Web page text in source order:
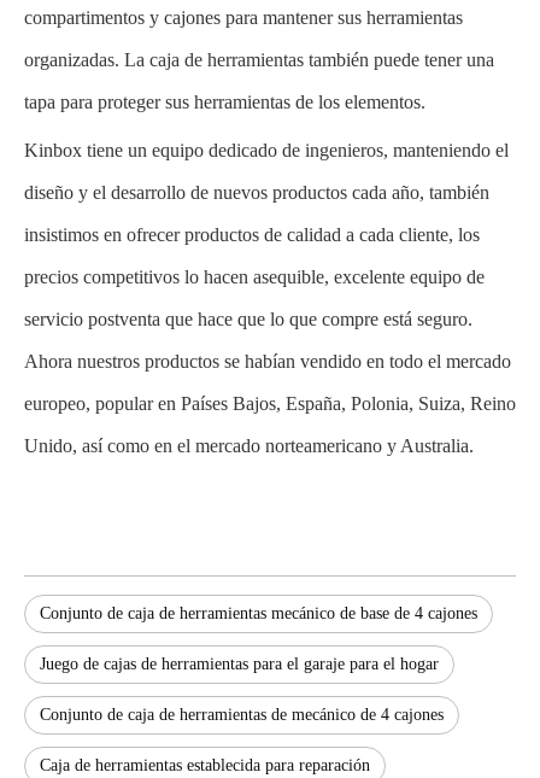
compartimentos y cajones para mantener sus herramientas
organizadas. La caja de herramientas también puede tener una
tapa para proteger sus herramientas de los elementos.
Kinbox tiene un equipo dedicado de ingenieros, manteniendo el
diseño y el desarrollo de nuevos productos cada año, también
insistimos en ofrecer productos de calidad a cada cliente, los
precios competitivos lo hacen asequible, excelente equipo de
servicio postventa que hace que lo que compre está seguro.
Ahora nuestros productos se habían vendido en todo el mercado
europeo, popular en Países Bajos, España, Polonia, Suiza, Reino
Unido, así como en el mercado norteamericano y Australia.
Conjunto de caja de herramientas mecánico de base de 4 cajones
Juego de cajas de herramientas para el garaje para el hogar
Conjunto de caja de herramientas de mecánico de 4 cajones
Caja de herramientas establecida para reparación